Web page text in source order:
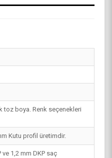
toz boya. Renk seçenekleri
Kutu profil üretimdir.
ve 1,2 mm DKP saç